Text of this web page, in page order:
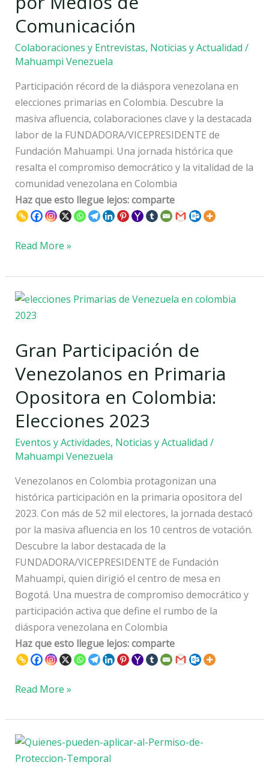
Comunicación
Colaboraciones y Entrevistas, Noticias y Actualidad /
Mahuampi Venezuela
Participación récord de la diáspora venezolana en
elecciones primarias en Colombia. Descubre la
masiva afluencia, colaboraciones clave y la destacada
labor de la FUNDADORA/VICEPRESIDENTE de
Fundación Mahuampi. Una jornada histórica que
resalta el compromiso democrático y la vitalidad de la
comunidad venezolana en Colombia
Haz que esto llegue lejos: comparte
Venezolanas
en
Colombia
por
de
Comunicación
Read More »
Gran Participación de
Venezolanos en Primaria
Opositora en Colombia:
Elecciones 2023
Eventos y Actividades, Noticias y Actualidad /
Mahuampi Venezuela
Venezolanos en Colombia protagonizan una
histórica participación en la primaria opositora del
2023. Con más de 52 mil electores, la jornada destacó
por la masiva afluencia en los 10 centros de votación.
Descubre la labor destacada de la
FUNDADORA/VICEPRESIDENTE de Fundación
Mahuampi, quien dirigió el centro de mesa en
Bogotá. Una muestra de compromiso democrático y
participación activa que define el rumbo de la
diáspora venezolana en Colombia
Haz que esto llegue lejos: comparte
Gran
Participación
Venezolanos
Primaria
Opositora
en
Colombia:
Elecciones
2023
Read More »
¿Quiénes
pueden